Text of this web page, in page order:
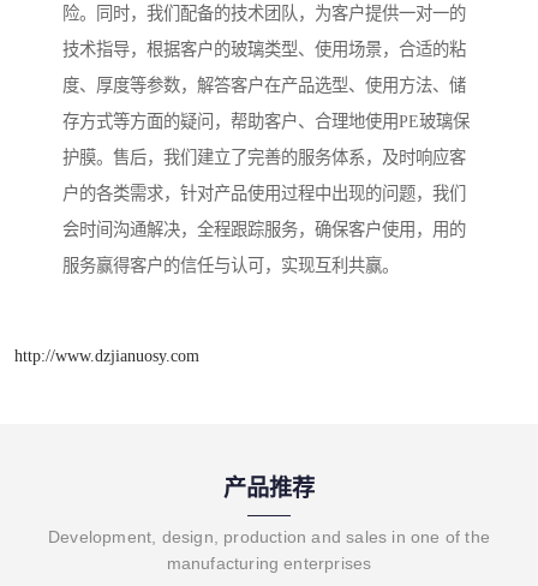
险。同时，我们配备的技术团队，为客户提供一对一的
技术指导，根据客户的玻璃类型、使用场景，合适的粘
度、厚度等参数，解答客户在产品选型、使用方法、储
存方式等方面的疑问，帮助客户、合理地使用PE玻璃保
护膜。售后，我们建立了完善的服务体系，及时响应客
户的各类需求，针对产品使用过程中出现的问题，我们
会时间沟通解决，全程跟踪服务，确保客户使用，用的
服务赢得客户的信任与认可，实现互利共赢。
http://www.dzjianuosy.com
产品推荐
Development, design, production and sales in one of the
manufacturing enterprises